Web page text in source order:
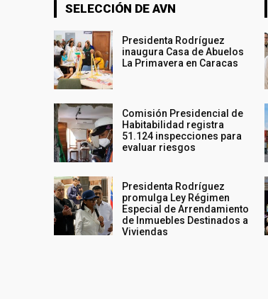
SELECCIÓN DE AVN
Presidenta Rodríguez
inaugura Casa de Abuelos
La Primavera en Caracas
Comisión Presidencial de
Habitabilidad registra
51.124 inspecciones para
evaluar riesgos
Presidenta Rodríguez
promulga Ley Régimen
Especial de Arrendamiento
de Inmuebles Destinados a
Viviendas